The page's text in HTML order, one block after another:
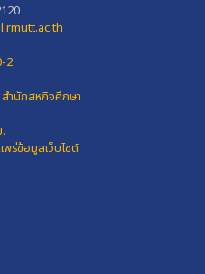
2
สำนักสหกิจศึกษา
ร่ข้อมูลเว็บไซต์